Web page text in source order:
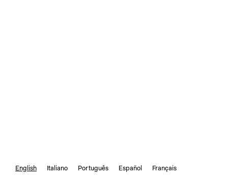
English Italiano Português Español Français